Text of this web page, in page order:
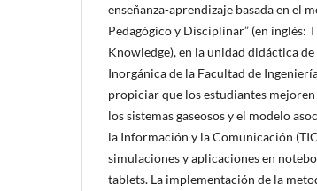
enseñanza-aprendizaje basada en el
Pedagógico y Disciplinar” (en inglés:
Knowledge), en la unidad didáctica
Inorgánica de la Facultad de
propiciar que los estudiantes
los sistemas gaseosos y el modelo
la Información y la Comunicación
simulaciones y aplicaciones en
tablets. La implementación de la